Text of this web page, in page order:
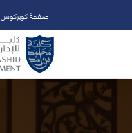
تخطي إلى المحتوى الرئيسي
فتح قائمة الوصول
صفحة كويركوس